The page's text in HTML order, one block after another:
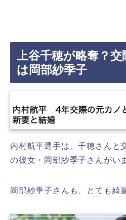
上谷千穂が略奪？交
は岡部紗季子
内村航平選手は、千穂さんと
の彼女・岡部紗季子さんがい
岡部紗季子さんも、とても綺